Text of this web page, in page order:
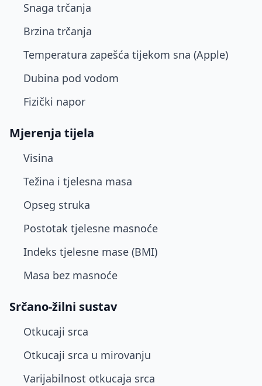
Snaga trčanja
Brzina trčanja
Temperatura zapešća tijekom sna (Apple)
Dubina pod vodom
Fizički napor
Mjerenja tijela
Visina
Težina i tjelesna masa
Opseg struka
Postotak tjelesne masnoće
Indeks tjelesne mase (BMI)
Masa bez masnoće
Srčano-žilni sustav
Otkucaji srca
Otkucaji srca u mirovanju
Varijabilnost otkucaja srca